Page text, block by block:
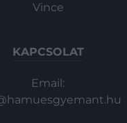
Vince
KAPCSOLAT
Email: